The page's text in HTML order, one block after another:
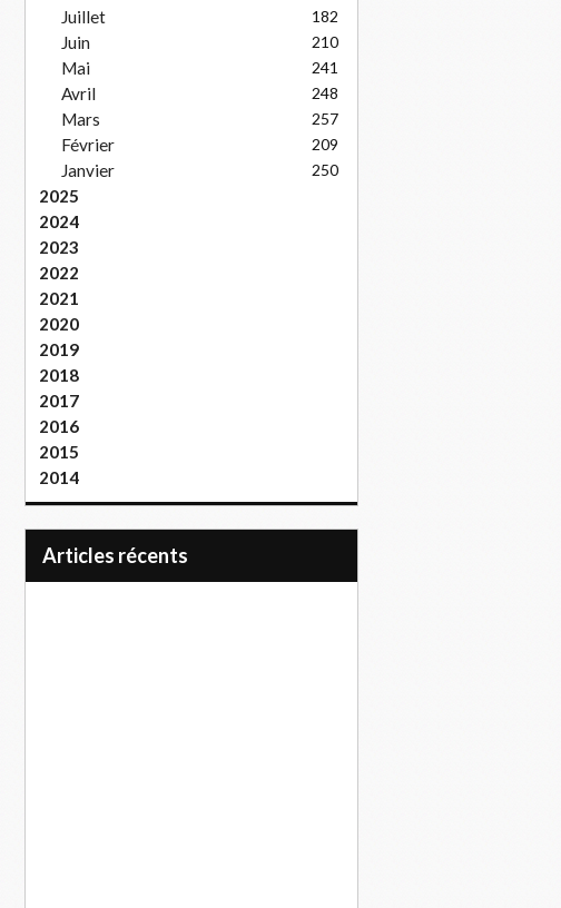
Juillet 182
Juin 210
Mai 241
Avril 248
Mars 257
Février 209
Janvier 250
2025
2024
2023
2022
2021
2020
2019
2018
2017
2016
2015
2014
articles récents